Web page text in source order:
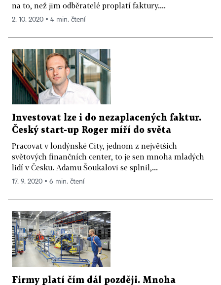
na to, než jim odběratelé proplatí faktury....
2. 10. 2020 ▪ 4 min. čtení
Investovat lze i do nezaplacených faktur.
Český start-up Roger míří do světa
Pracovat v londýnské City, jednom z největších
světových finančních center, to je sen mnoha mladých
lidí v Česku. Adamu Šoukalovi se splnil,...
17. 9. 2020 ▪ 6 min. čtení
Firmy platí čím dál později. Mnoha